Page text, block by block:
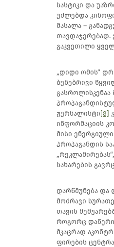
სასტიკი და
უძლებდა
მასალა –
თავდაჯერებად.
გაკვეთილი
„დიდი ომის“
ბუნებრივი
ჟურნალისტი[8]
ინფორმაციის
მისი
პროპაგანდის
სახარების
დარწმუნება და
მოძრავი
თავის
როგორც
მკაცრად
ფირების